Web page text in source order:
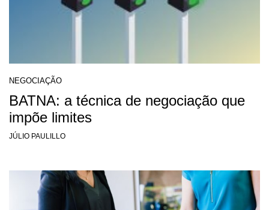
NEGOCIAÇÃO
BATNA: a técnica de negociação que
impõe limites
JÚLIO PAULILLO